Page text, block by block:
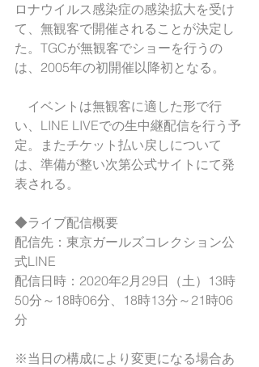
ロナウイルス感染症の感染拡大を受け
て、無観客で開催されることが決定し
た。TGCが無観客でショーを行うの
は、2005年の初開催以降初となる。
イベントは無観客に適した形で行
い、LINE LIVEでの生中継配信を行う予
定。またチケット払い戻しについて
は、準備が整い次第公式サイトにて発
表される。
◆ライブ配信概要
配信先：東京ガールズコレクション公
式LINE
配信日時：2020年2月29日（土）13時
50分～18時06分、18時13分～21時06
分
※当日の構成により変更になる場合あ